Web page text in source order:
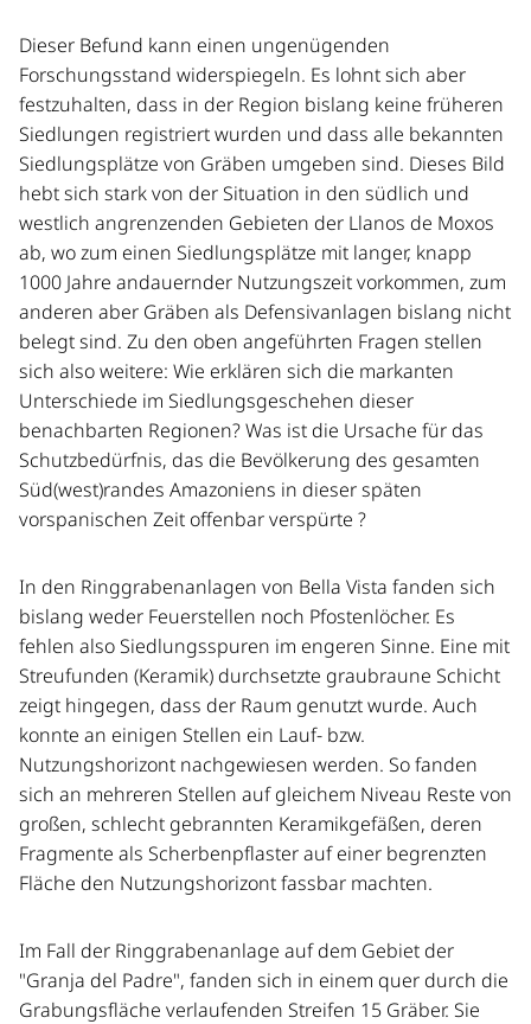
Dieser Befund kann einen ungenügenden
Forschungsstand widerspiegeln. Es lohnt sich aber
festzuhalten, dass in der Region bislang keine früheren
Siedlungen registriert wurden und dass alle bekannten
Siedlungsplätze von Gräben umgeben sind. Dieses Bild
hebt sich stark von der Situation in den südlich und
westlich angrenzenden Gebieten der Llanos de Moxos
ab, wo zum einen Siedlungsplätze mit langer, knapp
1000 Jahre andauernder Nutzungszeit vorkommen, zum
anderen aber Gräben als Defensivanlagen bislang nicht
belegt sind. Zu den oben angeführten Fragen stellen
sich also weitere: Wie erklären sich die markanten
Unterschiede im Siedlungsgeschehen dieser
benachbarten Regionen? Was ist die Ursache für das
Schutzbedürfnis, das die Bevölkerung des gesamten
Süd(west)randes Amazoniens in dieser späten
vorspanischen Zeit offenbar verspürte ?
In den Ringgrabenanlagen von Bella Vista fanden sich
bislang weder Feuerstellen noch Pfostenlöcher. Es
fehlen also Siedlungsspuren im engeren Sinne. Eine mit
Streufunden (Keramik) durchsetzte graubraune Schicht
zeigt hingegen, dass der Raum genutzt wurde. Auch
konnte an einigen Stellen ein Lauf- bzw.
Nutzungshorizont nachgewiesen werden. So fanden
sich an mehreren Stellen auf gleichem Niveau Reste von
großen, schlecht gebrannten Keramikgefäßen, deren
Fragmente als Scherbenpflaster auf einer begrenzten
Fläche den Nutzungshorizont fassbar machten.
Im Fall der Ringgrabenanlage auf dem Gebiet der
"Granja del Padre", fanden sich in einem quer durch die
Grabungsfläche verlaufenden Streifen 15 Gräber. Sie